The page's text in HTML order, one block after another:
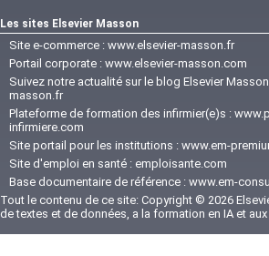
Les sites Elsevier Masson
Site e-commerce : www.elsevier-masson.fr
Portail corporate : www.elsevier-masson.com
Suivez notre actualité sur le blog Elsevier
masson.fr
Plateforme de formation des infirmier(e)s :
infirmiere.com
Site portail pour les institutions : www.em-
Site d'emploi en santé : emploisante.com
Base documentaire de référence : www.em-
Tout le contenu de ce site: Copyright © 2026
de textes et de données, a la formation en IA et